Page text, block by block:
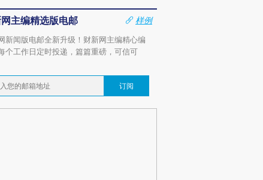
主编精选版电邮
样例
新闻版电邮全新升级！财新网主编精心编
个工作日定时投递，篇篇重磅，可信可
订阅